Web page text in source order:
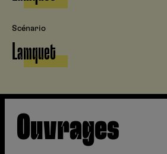
Scénario
Lamquet
Ouvrages